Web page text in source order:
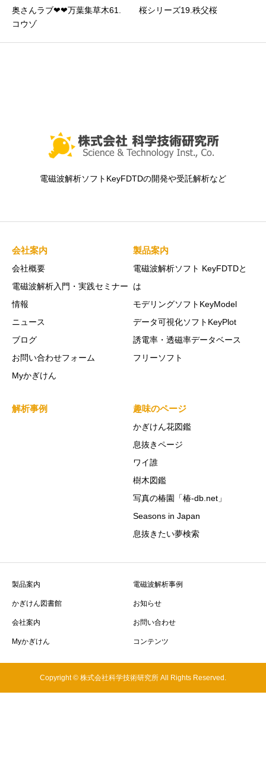
奥さんラブ❤❤万葉集草木61.
コウゾ
桜シリーズ19.秩父桜
電磁波解析ソフトKeyFDTDの開発や受託解析など
会社案内
会社概要
電磁波解析入門・実践セミナー
情報
ニュース
ブログ
お問い合わせフォーム
Myかぎけん
製品案内
電磁波解析ソフト KeyFDTDと
は
モデリングソフトKeyModel
データ可視化ソフトKeyPlot
誘電率・透磁率データベース
フリーソフト
解析事例 趣味のページ
かぎけん花図鑑
息抜きページ
ワイ誰
樹木図鑑
写真の椿園「椿-db.net」
Seasons in Japan
息抜きたい夢検索
製品案内 電磁波解析事例
かぎけん図書館 お知らせ
会社案内 お問い合わせ
Myかぎけん コンテンツ
Copyright © 株式会社科学技術研究所 All Rights Reserved.